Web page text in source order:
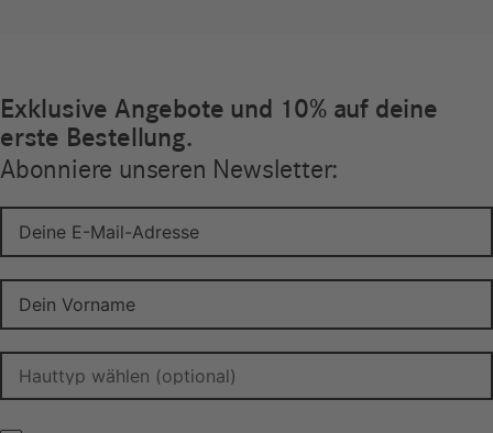
Exklusive Angebote und 10% auf deine
erste Bestellung.
Abonniere unseren Newsletter: